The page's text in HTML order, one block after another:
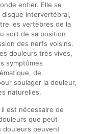
entier. Elle se
disque intervertébral,
les vertèbres de la
sort de sa position
des nerfs voisins.
douleurs très vives,
symptômes
de
soulager la douleur,
naturelles.
il est nécessaire de
que peut
douleurs peuvent